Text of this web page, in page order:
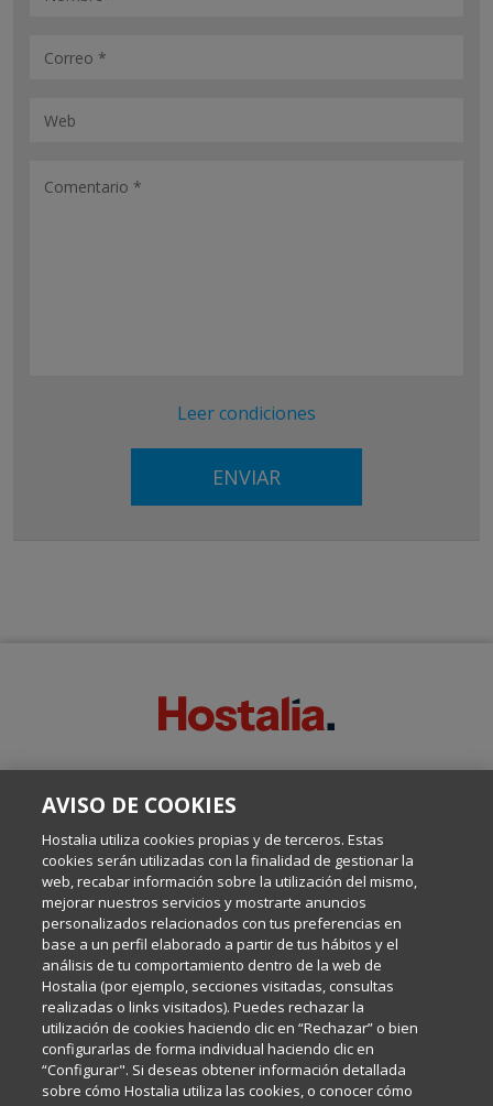
Leer condiciones
Escrito por el equipo de Comunicación de Hostalia, dirigido por
Internet y Tecnología.
Política de privacidad
Política de cookies
Aviso legal
AVISO DE COOKIES
Hostalia utiliza cookies propias y de terceros. Estas
cookies serán utilizadas con la finalidad de gestionar la
web, recabar información sobre la utilización del mismo,
mejorar nuestros servicios y mostrarte anuncios
personalizados relacionados con tus preferencias en
base a un perfil elaborado a partir de tus hábitos y el
análisis de tu comportamiento dentro de la web de
Hostalia (por ejemplo, secciones visitadas, consultas
realizadas o links visitados). Puedes rechazar la
utilización de cookies haciendo clic en “Rechazar” o bien
configurarlas de forma individual haciendo clic en
“Configurar". Si deseas obtener información detallada
sobre cómo Hostalia utiliza las cookies, o conocer cómo